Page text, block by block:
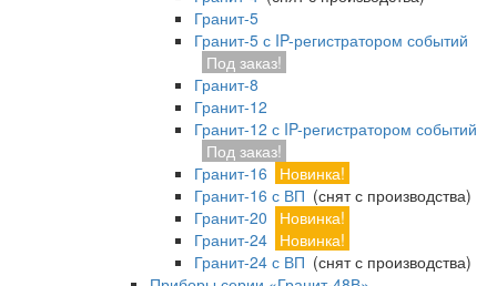
Гранит-5
Гранит-5 с IP-регистратором событий
Под заказ!
Гранит-8
Гранит-12
Гранит-12 с IP-регистратором событий
Под заказ!
Гранит-16
Новинка!
Гранит-16 с ВП (снят с производства)
Гранит-20
Новинка!
Гранит-24 Новинка!
Гранит-24 с ВП (снят с производства)